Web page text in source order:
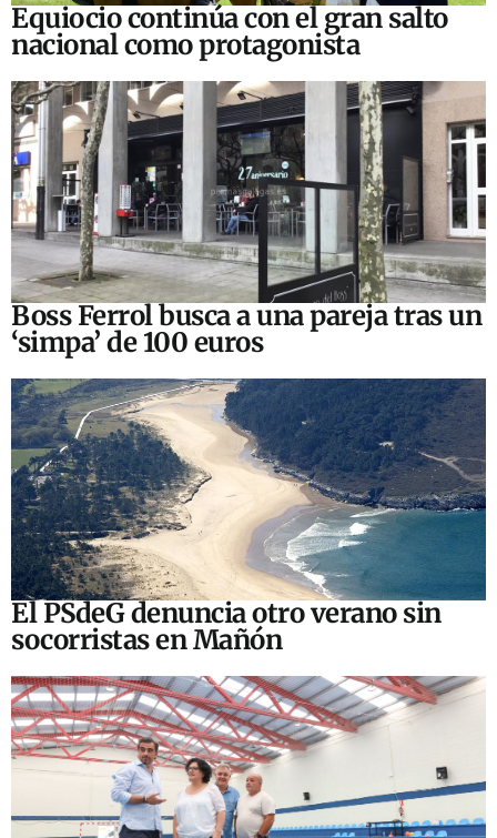
Equiocio continúa con el gran salto
nacional como protagonista
Boss Ferrol busca a una pareja tras un
‘simpa’ de 100 euros
El PSdeG denuncia otro verano sin
socorristas en Mañón